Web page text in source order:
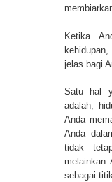
Ketika
jelas bagi
Satu hal
adalah,
Anda
Anda
tidak
melainkan
sebagai